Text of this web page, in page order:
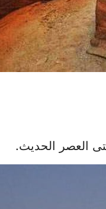
العصر الحديث.